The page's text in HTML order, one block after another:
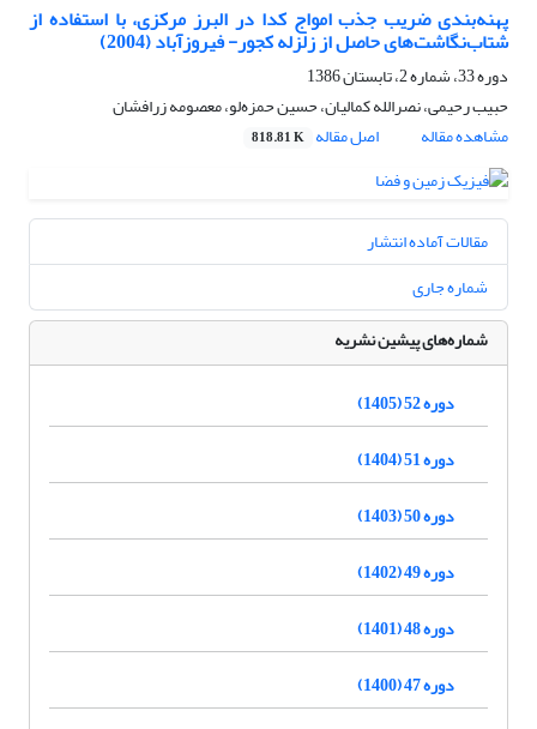
پهنه‌بندی ضریب جذب امواج کدا در البرز مرکزی، با استفاده از
شتاب‌نگاشت‌های حاصل از زلزله کجور- فیروزآباد (2004)
دوره 33، شماره 2، تابستان 1386
حبیب رحیمی، نصرالله کمالیان، حسین حمزه‌لو، معصومه زرافشان
مشاهده مقاله
اصل مقاله 818.81 K
مقالات آماده انتشار
شماره جاری
شماره‌های پیشین نشریه
دوره 52 (1405)
دوره 51 (1404)
دوره 50 (1403)
دوره 49 (1402)
دوره 48 (1401)
دوره 47 (1400)